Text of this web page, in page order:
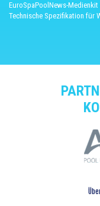
EuroSpaPoolNews-Medienkit
Technische Spezifikation für